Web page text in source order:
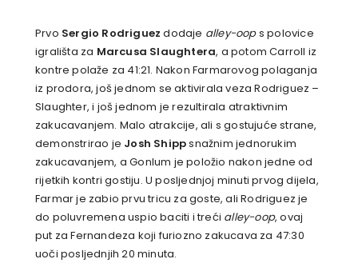
Prvo Sergio Rodriguez dodaje alley-oops polovice
igrališta za Marcusa Slaughtera, a potom Carroll iz
kontre polaže za 41:21. Nakon Farmarovog polaganja
iz prodora, još jednom se aktivirala veza Rodriguez –
Slaughter, i još jednom je rezultirala atraktivnim
zakucavanjem. Malo atrakcije, ali s gostujuće strane,
demonstrirao je Josh Shippsnažnim jednorukim
zakucavanjem, a Gonlum je položio nakon jedne od
rijetkih kontri gostiju. U posljednjoj minuti prvog dijela,
Farmar je zabio prvu tricu za goste, ali Rodriguez je
do poluvremena uspio baciti i treći alley-oop, ovaj
put za Fernandeza koji furiozno zakucava za 47:30
uoči posljednjih 20 minuta.